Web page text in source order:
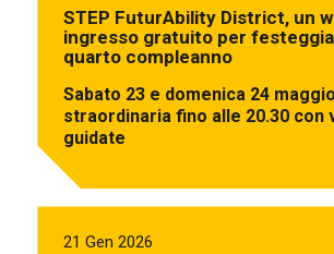
STEP FuturAbility District, un
ingresso gratuito per
quarto compleanno
Sabato 23 e domenica 24
straordinaria fino alle 20.30 con
guidate
21 Gen 2026